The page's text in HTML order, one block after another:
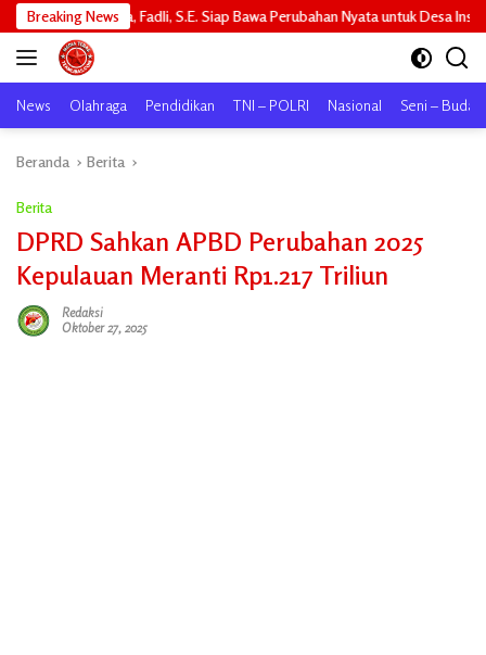
Langsung
ke
konten
Breaking News
Siap Bawa Perubahan Nyata untuk Desa Insit Revitalisasi
News Olahraga Pendidikan TNI – POLRI Nasional Seni –
Beranda Berita
Berita
DPRD Sahkan APBD Perubahan 2025
Kepulauan Meranti Rp1.217 Triliun
Redaksi
Oktober 27, 2025